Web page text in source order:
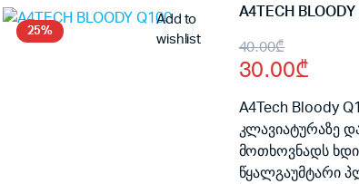
25%
Add to
wishlist
A4TECH BLOODY
40.00₾
Original
price
was:
40.00₾.
30.00₾
Current
price
is:
30.00₾.
A4Tech Bloody
კლავიატურაზე
მოთხოვნადს
წყალგაუმტარი